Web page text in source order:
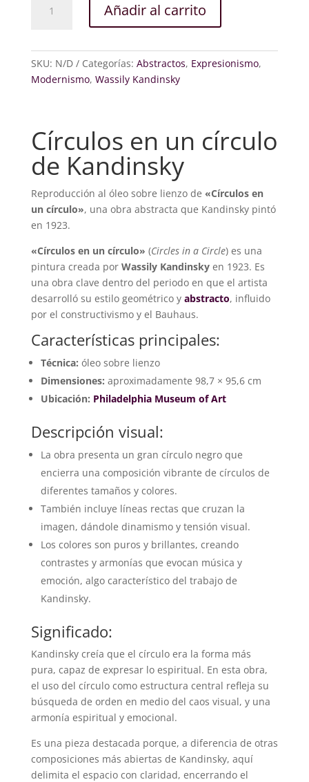
cantidad
Añadir al carrito
SKU: N/D Categorías: Abstractos, Expresionismo,
Modernismo, Wassily Kandinsky
Círculos en un círculo
de Kandinsky
Reproducción al óleo sobre lienzo de «Círculos en
un círculo», una obra abstracta que Kandinsky pintó
en 1923.
«Círculos en un círculo» (Circles in a Circle) es una
pintura creada por Wassily Kandinskyen 1923. Es
una obra clave dentro del periodo en que el artista
desarrolló su estilo geométrico yabstracto, influido
por el constructivismo y el Bauhaus.
Características principales:
Técnica: óleo sobre lienzo
Dimensiones: aproximadamente 98,7 × 95,6 cm
Ubicación: Philadelphia Museum of Art
Descripción visual:
La obra presenta un gran círculo negro que
encierra una composición vibrante de círculos de
diferentes tamaños y colores.
También incluye líneas rectas que cruzan la
imagen, dándole dinamismo y tensión visual.
Los colores son puros y brillantes, creando
contrastes y armonías que evocan música y
emoción, algo característico del trabajo de
Kandinsky.
Significado:
Kandinsky creía que el círculo era la forma más
pura, capaz de expresar lo espiritual. En esta obra,
el uso del círculo como estructura central refleja su
búsqueda de orden en medio del caos visual, y una
armonía espiritual y emocional.
Es una pieza destacada porque, a diferencia de otras
composiciones más abiertas de Kandinsky, aquí
delimita el espacio con claridad, encerrando el